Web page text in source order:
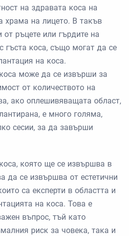
на здравата коса на
храма на лицето. В такъв
от ръцете или гърдите на
гъста коса, също могат да се
на коса.
може да се извърши за
от количеството на
ако оплешивяващата област,
е много голяма,
сесии, за да завърши
която ще се извършва в
да се извършва от естетични
са експерти в областта и
на коса. Това е
въпрос, тъй като
риск за човека, така и